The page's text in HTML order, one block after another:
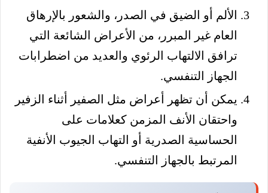
الألم أو الضيق في الصدر، والشعور بالإرهاق
العام غير المبرر، من الأعراض الشائعة التي
ترافق الالتهاب الرئوي والعديد من اضطرابات
الجهاز التنفسي.
يمكن أن تظهر أعراض مثل الصفير أثناء الزفير
واحتقان الأنف المزمن كعلامات على
الحساسية الصدرية أو التهاب الجيوب الأنفية
المرتبط بالجهاز التنفسي.